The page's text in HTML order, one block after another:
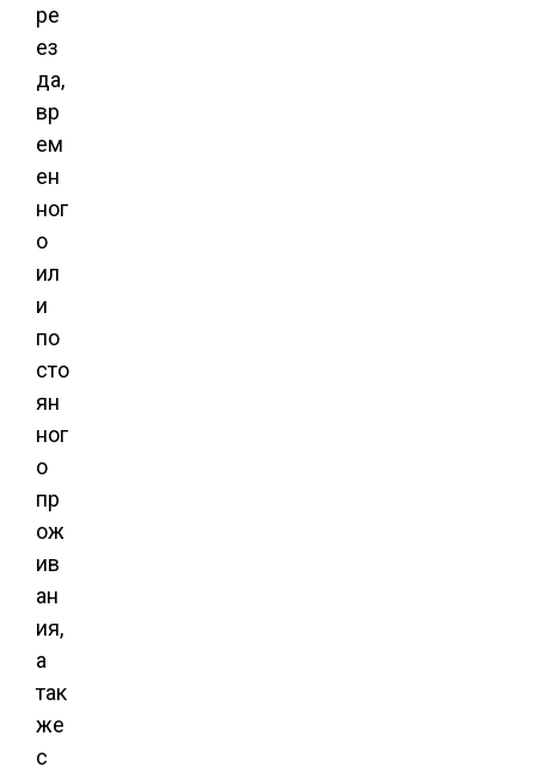
ре
ез
да,
вр
ем
ен
ног
о
ил
и
по
сто
ян
ног
о
пр
ож
ив
ан
ия,
а
так
же
с